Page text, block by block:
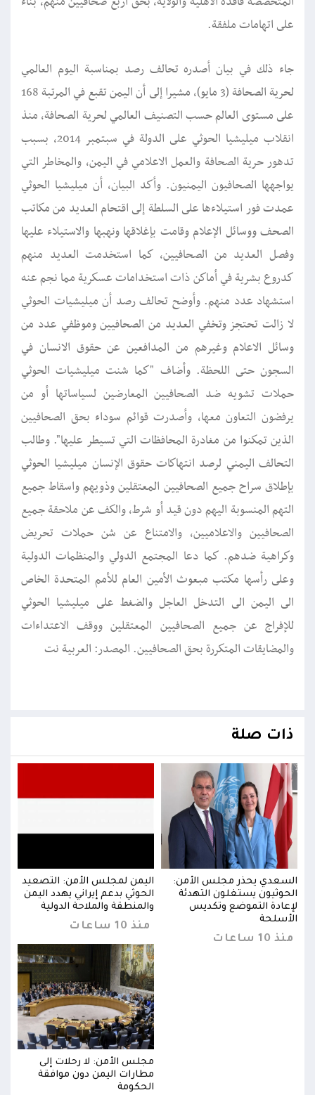
على اتهامات ملفقة.
جاء ذلك في بيان أصدره تحالف رصد بمناسبة اليوم العالمي
لحرية الصحافة (3 مايو)، مشيرا إلى أن اليمن تقبع في المرتبة 168
على مستوى العالم حسب التصنيف العالمي لحرية الصحافة، منذ
انقلاب ميليشيا الحوثي على الدولة في سبتمبر 2014، بسبب
تدهور حرية الصحافة والعمل الاعلامي في اليمن، والمخاطر التي
يواجهها الصحافيون اليمنيون. وأكد البيان، أن ميليشيا الحوثي
عمدت فور استيلاءها على السلطة إلى اقتحام العديد من مكاتب
الصحف ووسائل الإعلام وقامت بإغلاقها ونهبها والاستيلاء عليها
وفصل العديد من الصحافيين، كما استخدمت العديد منهم
كدروع بشرية في أماكن ذات استخدامات عسكرية مما نجم عنه
استشهاد عدد منهم. وأوضح تحالف رصد أن ميليشيات الحوثي
لا زالت تحتجز وتخفي العديد من الصحافيين وموظفي عدد من
وسائل الاعلام وغيرهم من المدافعين عن حقوق الانسان في
السجون حتى اللحظة. وأضاف "كما شنت ميليشيات الحوثي
حملات تشويه ضد الصحافيين المعارضين لسياساتها أو من
يرفضون التعاون معها، وأصدرت قوائم سوداء بحق الصحافيين
الذين تمكنوا من مغادرة المحافظات التي تسيطر عليها". وطالب
التحالف اليمني لرصد انتهاكات حقوق الإنسان ميليشيا الحوثي
بإطلاق سراح جميع الصحافيين المعتقلين وذويهم واسقاط جميع
التهم المنسوبة اليهم دون قيد أو شرط، والكف عن ملاحقة جميع
الصحافيين والاعلاميين، والامتناع عن شن حملات تحريض
وكراهية ضدهم. كما دعا المجتمع الدولي والمنظمات الدولية
وعلى رأسها مكتب مبعوث الأمين العام للأمم المتحدة الخاص
الى اليمن الى التدخل العاجل والضغط على ميليشيا الحوثي
للإفراج عن جميع الصحافيين المعتقلين ووقف الاعتداءات
والمضايقات المتكررة بحق الصحافيين. المصدر: العربية نت
ذات صلة
السعدي يحذر مجلس الأمن:
الحوثيون يستغلون التهدئة
لإعادة التموضع وتكديس
الأسلحة
منذ 10 ساعات
اليمن لمجلس الأمن: التصعيد
الحوثي بدعم إيراني يهدد اليمن
والمنطقة والملاحة الدولية
منذ 10 ساعات
مجلس الأمن: لا رحلات إلى
مطارات اليمن دون موافقة
الحكومة